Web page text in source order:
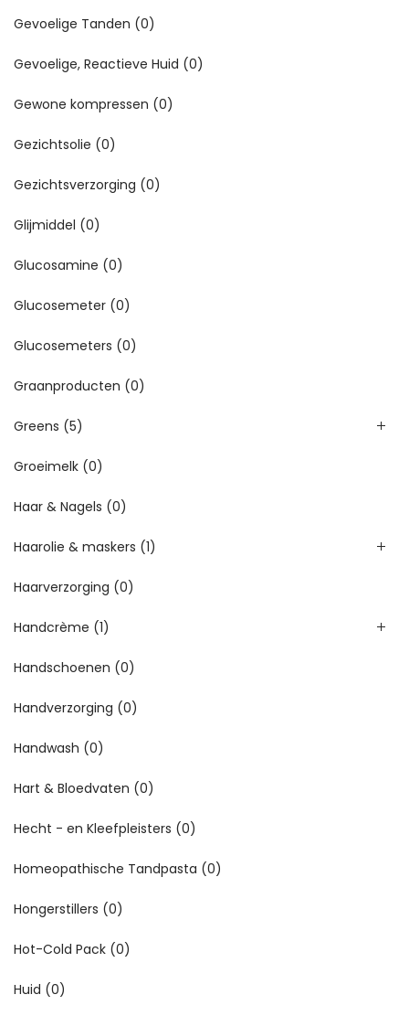
Gevoelige Tanden (0)
Gevoelige, Reactieve Huid (0)
Gewone kompressen (0)
Gezichtsolie (0)
Gezichtsverzorging (0)
Glijmiddel (0)
Glucosamine (0)
Glucosemeter (0)
Glucosemeters (0)
Graanproducten (0)
Greens (5)
Groeimelk (0)
Haar & Nagels (0)
Haarolie & maskers (1)
Haarverzorging (0)
Handcrème (1)
Handschoenen (0)
Handverzorging (0)
Handwash (0)
Hart & Bloedvaten (0)
Hecht - en Kleefpleisters (0)
Homeopathische Tandpasta (0)
Hongerstillers (0)
Hot-Cold Pack (0)
Huid (0)